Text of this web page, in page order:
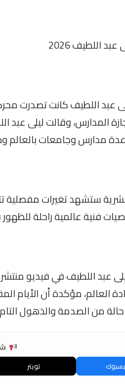
اللطيف 2026
عبد اللطيف كانت تصدرت
عدة مدارس وجامعات
ستشهد تغيرات مفصلية
فنية عالمية راحلة
عبد اللطيف في فيديو
العالم، مؤكدة أن
من الصدمة والذهول التام
تويتر